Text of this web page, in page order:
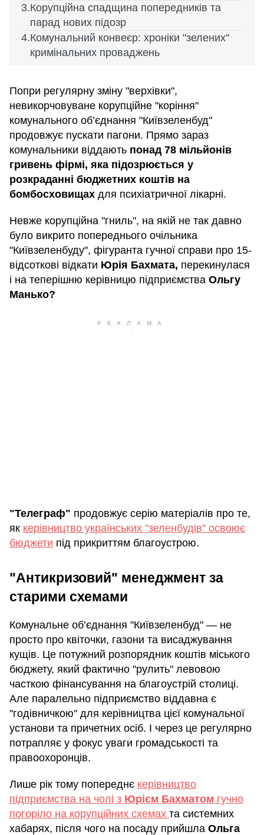
Корупційна спадщина попередників та
парад нових підозр
Комунальний конвеєр: хроніки "зелених"
кримінальних проваджень
Попри регулярну зміну "верхівки",
невикорчовуване корупційне "коріння"
комунального об’єднання "Київзеленбуд"
продовжує пускати пагони. Прямо зараз
комунальники віддають понад 78 мільйонів
гривень фірмі, яка підозрюється у
розкраданні бюджетних коштів на
бомбосховищах для психіатричної лікарні.
Невже корупційна "гниль", на якій не так давно
було викрито попереднього очільника
"Київзеленбуду", фігуранта гучної справи про 15-
відсоткові відкати Юрія Бахмата, перекинулася
і на теперішню керівницю підприємства Ольгу
Манько?
"Телеграф" продовжує серію матеріалів про те,
як керівництво українських "зеленбудів" освоює
бюджети під прикриттям благоустрою.
"Антикризовий" менеджмент за
старими схемами
Комунальне об’єднання "Київзеленбуд" — не
просто про квіточки, газони та висаджування
кущів. Це потужний розпорядник коштів міського
бюджету, який фактично "рулить" левовою
часткою фінансування на благоустрій столиці.
Але паралельно підприємство віддавна є
"годівничкою" для керівництва цієї комунальної
установи та причетних осіб. І через це регулярно
потрапляє у фокус уваги громадськості та
правоохоронців.
Лише рік тому попереднє керівництво
підприємства на чолі з Юрієм Бахматом гучно
погоріло на корупційних схемах та системних
хабарях, після чого на посаду прийшла Ольга